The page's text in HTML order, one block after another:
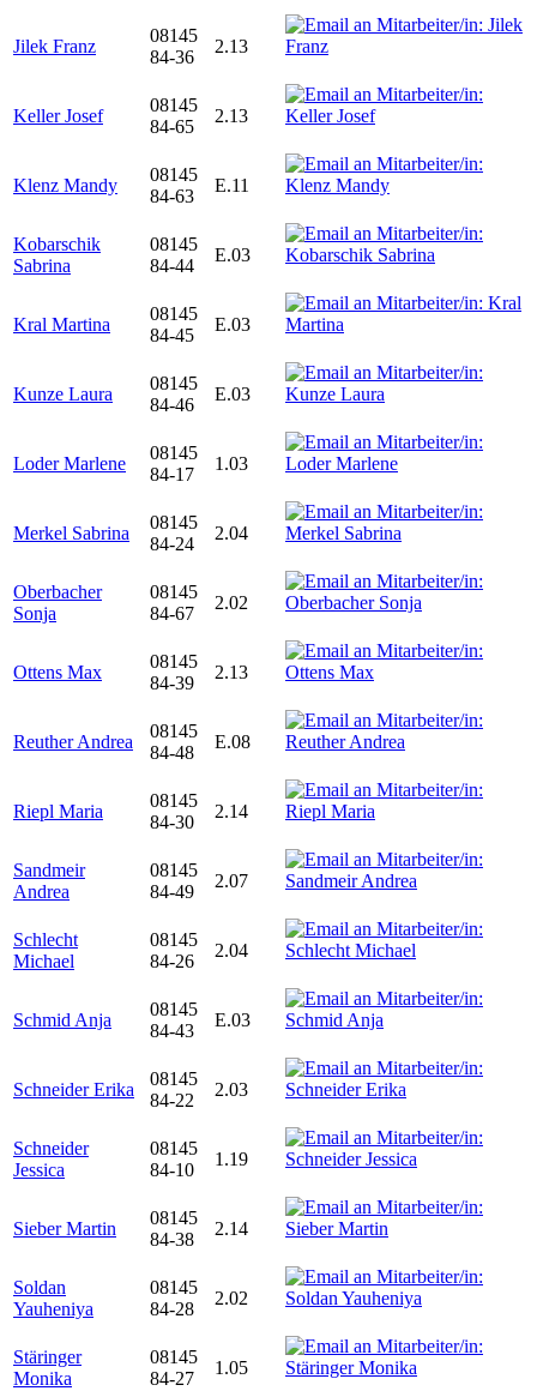
Jilek Franz
08145
84-36
2.13
Keller Josef
08145
84-65
2.13
Klenz Mandy
08145
84-63
E.11
Kobarschik
Sabrina
08145
84-44
E.03
Kral Martina
08145
84-45
E.03
Kunze Laura
08145
84-46
E.03
Loder Marlene
08145
84-17
1.03
Merkel Sabrina
08145
84-24
2.04
Oberbacher
Sonja
08145
84-67
2.02
Ottens Max
08145
84-39
2.13
Reuther Andrea
08145
84-48
E.08
Riepl Maria
08145
84-30
2.14
Sandmeir
Andrea
08145
84-49
2.07
Schlecht
Michael
08145
84-26
2.04
Schmid Anja
08145
84-43
E.03
Schneider Erika
08145
84-22
2.03
Schneider
Jessica
08145
84-10
1.19
Sieber Martin
08145
84-38
2.14
Soldan
Yauheniya
08145
84-28
2.02
Stäringer
Monika
08145
84-27
1.05